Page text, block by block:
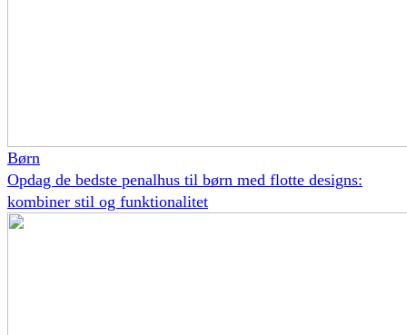
Børn
Opdag de bedste penalhus til børn med flotte designs:
kombiner stil og funktionalitet